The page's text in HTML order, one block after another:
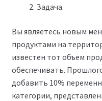
Задача.
Вы являетесь новым
продуктами на
известен тот объем
обеспечивать.
добавить 10%
категории,